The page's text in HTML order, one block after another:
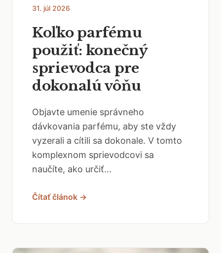
31. júl 2026
Koľko parfému
použiť: konečný
sprievodca pre
dokonalú vôňu
Objavte umenie správneho
dávkovania parfému, aby ste vždy
vyzerali a cítili sa dokonale. V tomto
komplexnom sprievodcovi sa
naučíte, ako určiť...
Čítať článok →